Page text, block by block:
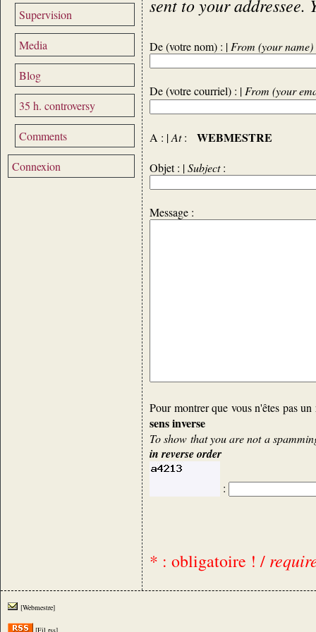
Supervision
Media
Blog
35 h. controversy
Comments
Connexion
sent to your addressee.
De (votre nom) : | From (your name)
De (votre courriel) : | From (your
A : |At: WEBMESTRE
Objet : |Subject:
Message :
Pour montrer que vous n'êtes pas
sens inverse
To show that you are not a
in reverse order
:
* : obligatoire ! /
[Webmestre]
[Fil rss]